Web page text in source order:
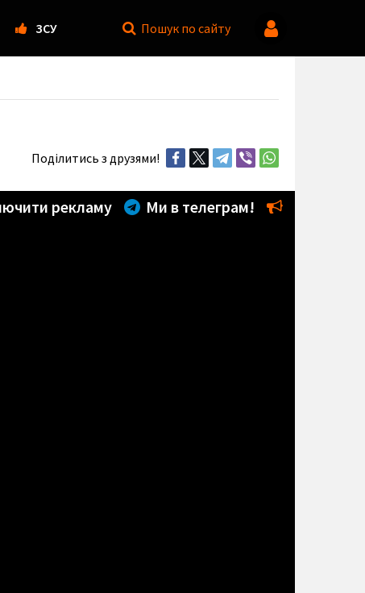
ЗСУ Пошук по сайту
Поділитись з друзями!
рекламу Ми в телеграм!